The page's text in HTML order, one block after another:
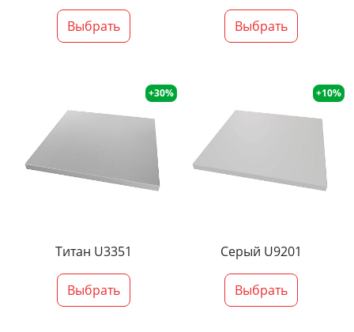
Выбрать Выбрать
+30%
Титан U3351
Выбрать
+10%
Серый U9201
Выбрать